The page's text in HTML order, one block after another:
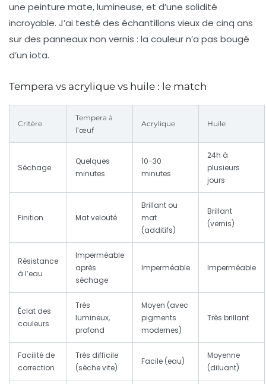
une peinture mate, lumineuse, et d’une solidité
incroyable. J’ai testé des échantillons vieux de cinq ans
sur des panneaux non vernis : la couleur n’a pas bougé
d’un iota.
Tempera vs acrylique vs huile : le match
Critère
Tempera à
l’œuf
Acrylique Huile
Séchage
Quelques
minutes
10-30
minutes
24h à
plusieurs
jours
Finition Mat velouté
Brillant ou
mat
(additifs)
Brillant
(vernis)
Résistance
à l’eau
Imperméable
après
séchage
Imperméable Imperméable
Éclat des
couleurs
Très
lumineux,
profond
Moyen (avec
pigments
modernes)
Très brillant
Facilité de
correction
Très difficile
(sèche vite)
Facile (eau)
Moyenne
(diluant)